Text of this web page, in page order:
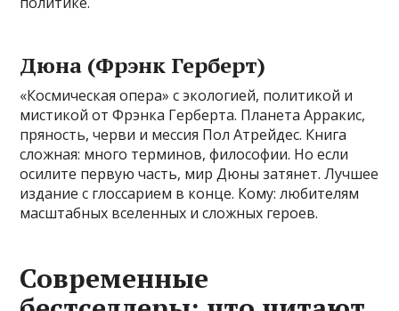
Дюна (Фрэнк Герберт)
«Космическая опера» с экологией, политикой и
мистикой от Фрэнка Герберта. Планета Арракис,
пряность, черви и мессия Пол Атрейдес. Книга
сложная: много терминов, философии. Но если
осилите первую часть, мир Дюны затянет. Лучшее
издание с глоссарием в конце. Кому: любителям
масштабных вселенных и сложных героев.
Современные